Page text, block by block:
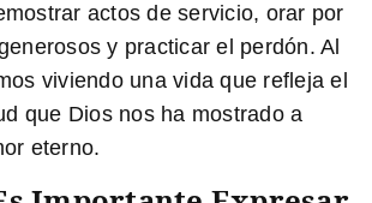
actos de servicio, orar por
y practicar el perdón. Al
viviendo una vida que refleja el
que Dios nos ha mostrado a
eterno.